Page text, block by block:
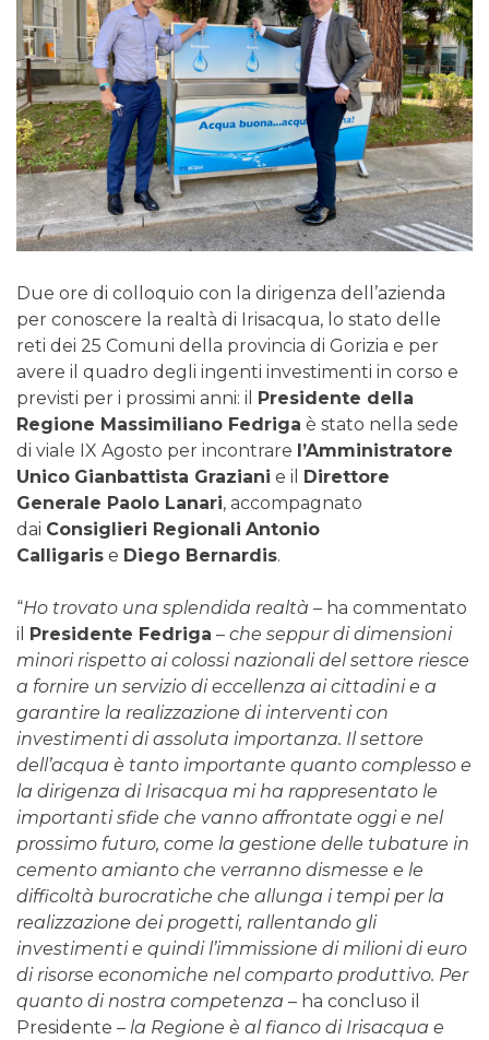
Due ore di colloquio con la dirigenza dell’azienda
per conoscere la realtà di Irisacqua, lo stato delle
reti dei 25 Comuni della provincia di Gorizia e per
avere il quadro degli ingenti investimenti in corso e
previsti per i prossimi anni: il Presidente della
Regione Massimiliano Fedriga è stato nella sede
di viale IX Agosto per incontrare l’Amministratore
Unico Gianbattista Graziani e il Direttore
Generale Paolo Lanari, accompagnato
dai Consiglieri Regionali Antonio
Calligaris e Diego Bernardis.
“Ho trovato una splendida realtà – ha commentato
il Presidente Fedriga – che seppur di dimensioni
minori rispetto ai colossi nazionali del settore riesce
a fornire un servizio di eccellenza ai cittadini e a
garantire la realizzazione di interventi con
investimenti di assoluta importanza. Il settore
dell’acqua è tanto importante quanto complesso e
la dirigenza di Irisacqua mi ha rappresentato le
importanti sfide che vanno affrontate oggi e nel
prossimo futuro, come la gestione delle tubature in
cemento amianto che verranno dismesse e le
difficoltà burocratiche che allunga i tempi per la
realizzazione dei progetti, rallentando gli
investimenti e quindi l’immissione di milioni di euro
di risorse economiche nel comparto produttivo. Per
quanto di nostra competenza – ha concluso il
Presidente – la Regione è al fianco di Irisacqua e